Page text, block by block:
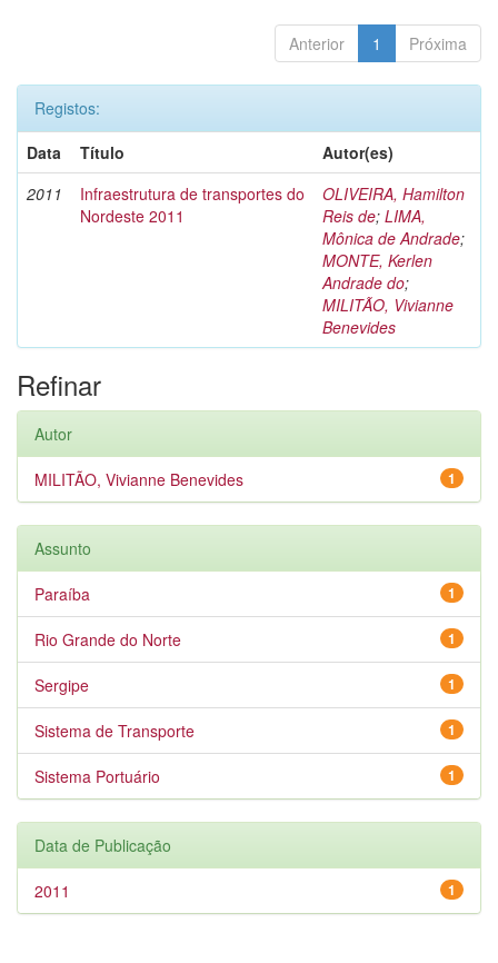
Anterior 1 Próxima
Registos:
Data
Título
Autor(es)
2011
Infraestrutura de transportes do
Nordeste 2011
OLIVEIRA, Hamilton
Reis de; LIMA,
Mônica de Andrade;
MONTE, Kerlen
Andrade do;
MILITÃO, Vivianne
Benevides
Refinar
Autor
1
MILITÃO, Vivianne Benevides
Assunto
1
Paraíba
1
Rio Grande do Norte
1
Sergipe
1
Sistema de Transporte
1
Sistema Portuário
Data de Publicação
1
2011